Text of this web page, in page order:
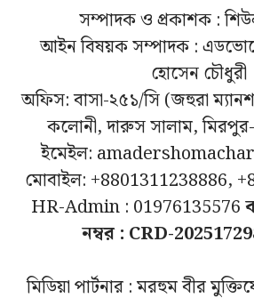
সম্পাদক ও প্রকাশক :
আইন বিষয়ক সম্পাদক :
হোসেন চৌধুরী
অফিস: বাসা-২৫১/সি (জহুরা
কলোনী, দারুস সালাম,
ইমেইল:
মোবাইল: +8801311238886,
HR-Admin : 01976135576
নম্বর : CRD-
মিডিয়া পার্টনার : মরহুম বীর